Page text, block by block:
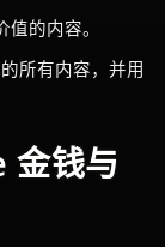
的内容。
所有内容，并用
金钱与